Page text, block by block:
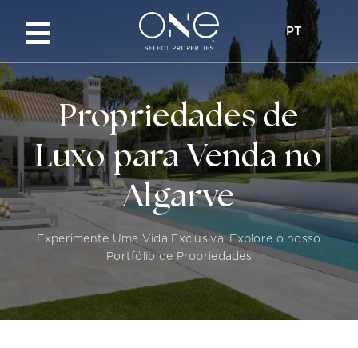
PT
Propriedades de
Luxo para Venda no
Algarve
Experimente Uma Vida Exclusiva: Explore o nosso
Portfólio de Propriedades